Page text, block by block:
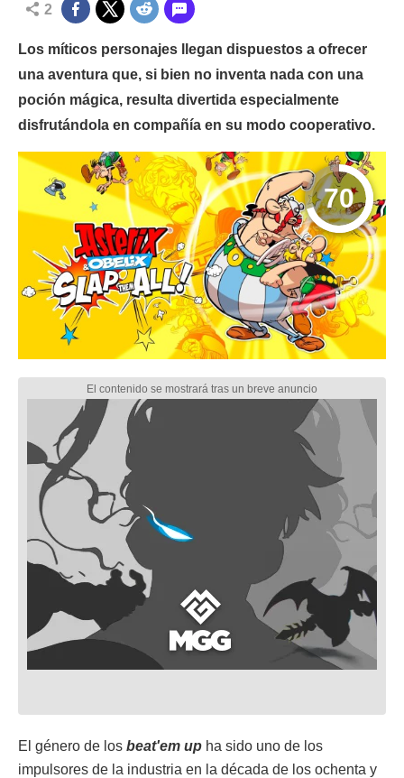
2
Los míticos personajes llegan dispuestos a ofrecer
una aventura que, si bien no inventa nada con una
poción mágica, resulta divertida especialmente
disfrutándola en compañía en su modo cooperativo.
70
El género de los beat'em up ha sido uno de los
impulsores de la industria en la década de los ochenta y